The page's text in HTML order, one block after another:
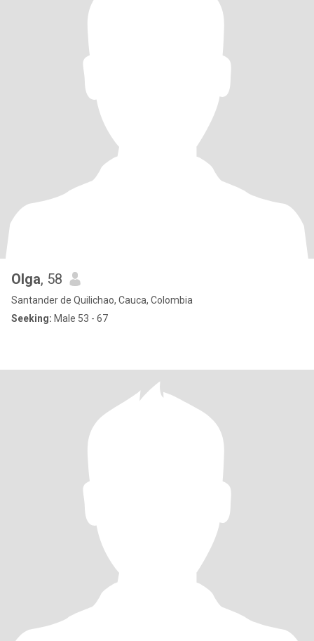
Olga, 58
Santander de Quilichao, Cauca, Colombia
Seeking: Male 53 - 67